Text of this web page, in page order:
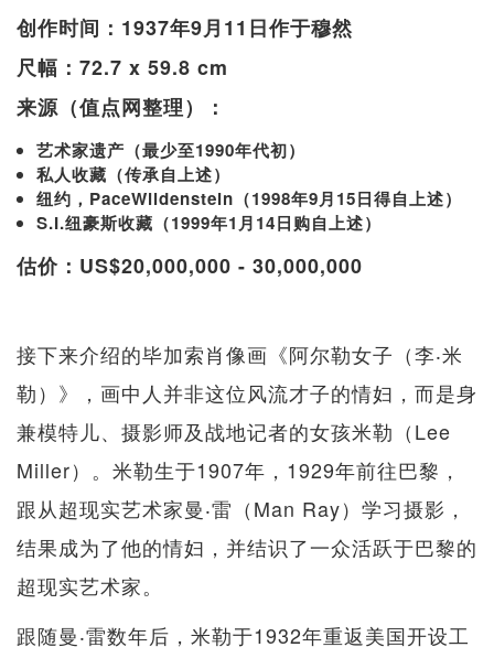
创作时间：1937年9月11日作于穆然
尺幅：72.7 x 59.8 cm
来源（值点网整理）：
艺术家遗产（最少至1990年代初）
私人收藏（传承自上述）
纽约，PaceWildenstein（1998年9月15日得自上述）
S.I.纽豪斯收藏（1999年1月14日购自上述）
估价：US$20,000,000 - 30,000,000
接下来介绍的毕加索肖像画《阿尔勒女子（李‧米
勒）》，画中人并非这位风流才子的情妇，而是身
兼模特儿、摄影师及战地记者的女孩米勒（Lee
Miller）。米勒生于1907年，1929年前往巴黎，
跟从超现实艺术家曼‧雷（Man Ray）学习摄影，
结果成为了他的情妇，并结识了一众活跃于巴黎的
超现实艺术家。
跟随曼‧雷数年后，米勒于1932年重返美国开设工